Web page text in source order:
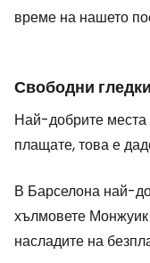
време на нашето
Свободни гледки
Най-добрите места
плащате, това е
В Барселона най-
хълмовете
насладите на